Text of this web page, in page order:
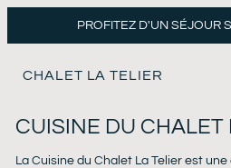
PROFITEZ D'UN SÉJOUR
CHALET LA TELIER
CUISINE DU CHALET
La Cuisine du Chalet La Telier est